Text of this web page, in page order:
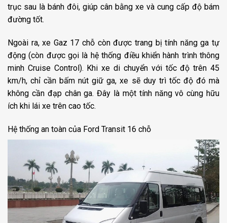
trục sau là bánh đôi, giúp cân bằng xe và cung cấp độ bám
đường tốt.
Ngoài ra, xe Gaz 17 chỗ còn được trang bị tính năng ga tự
động (còn được gọi là hệ thống điều khiển hành trình thông
minh Cruise Control). Khi xe di chuyển với tốc độ trên 45
km/h, chỉ cần bấm nút giữ ga, xe sẽ duy trì tốc độ đó mà
không cần đạp chân ga. Đây là một tính năng vô cùng hữu
ích khi lái xe trên cao tốc.
Hệ thống an toàn của Ford Transit 16 chỗ